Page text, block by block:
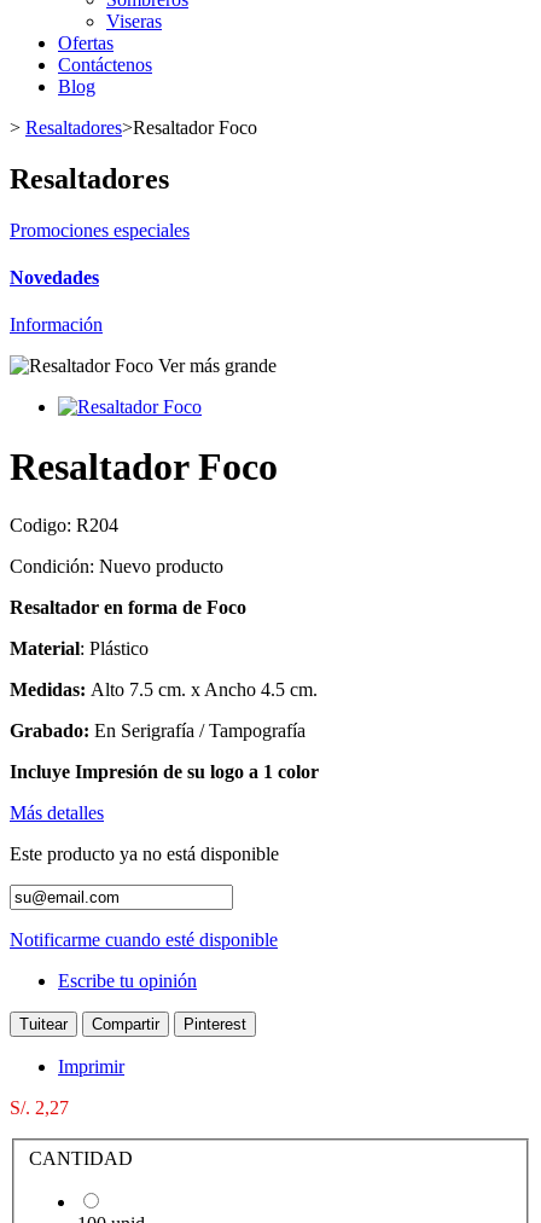
Viseras
Ofertas
Contáctenos
Blog
> Resaltadores>Resaltador Foco
Resaltadores
Promociones especiales
Novedades
Información
Ver más grande
Resaltador Foco
Codigo: R204
Condición: Nuevo producto
Resaltador en forma de Foco
Material: Plástico
Medidas: Alto 7.5 cm. x Ancho 4.5 cm.
Grabado: En Serigrafía / Tampografía
Incluye Impresión de su logo a 1 color
Más detalles
Este producto ya no está disponible
Notificarme cuando esté disponible
Escribe tu opinión
Tuitear Compartir Pinterest
Imprimir
S/. 2,27
CANTIDAD